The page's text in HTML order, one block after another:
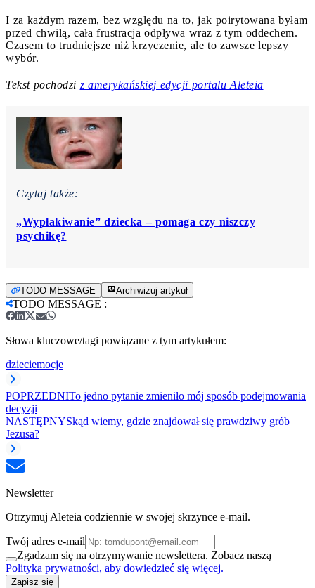
I za każdym razem, bez względu na to, jak poirytowana byłam
przed chwilą, cała frustracja odpływa wraz z tym oddechem.
Czasem to trudniejsze niż krzyczenie, ale to zawsze lepszy
wybór.
Tekst pochodzi z amerykańskiej edycji portalu Aleteia
Czytaj także:
„Wypłakiwanie” dziecka – pomaga czy niszczy
psychikę?
TODO MESSAGE Archiwizuj artykuł
TODO MESSAGE :
Słowa kluczowe/tagi powiązane z tym artykułem:
dzieciemocje
POPRZEDNITo jedno pytanie zmieniło mój sposób podejmowania
decyzji
NASTĘPNYSkąd wiemy, gdzie znajdował się prawdziwy grób
Jezusa?
Newsletter
Otrzymuj Aleteia codziennie w swojej skrzynce e-mail.
Twój adres e-mail
Zgadzam się na otrzymywanie newslettera. Zobacz naszą
Polityka prywatności, aby dowiedzieć się więcej.
Zapisz się